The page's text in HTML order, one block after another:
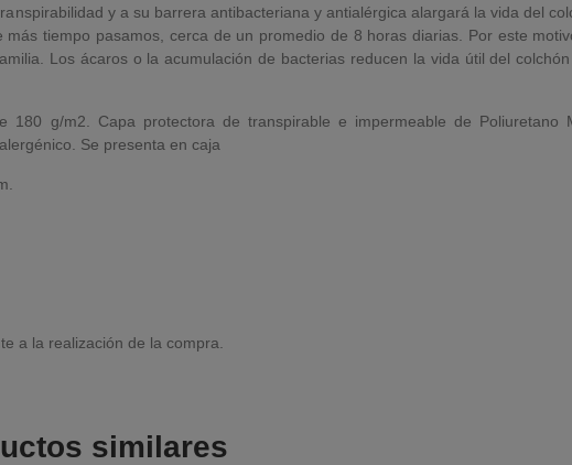
y a su barrera antibacteriana y antialérgica alargará la vida del
tiempo pasamos, cerca de un promedio de 8 horas diarias. Por este
Los ácaros o la acumulación de bacterias reducen la vida útil del
180 g/m2. Capa protectora de transpirable e impermeable de Poliuretano
Se presenta en caja
a la realización de la compra.
similares